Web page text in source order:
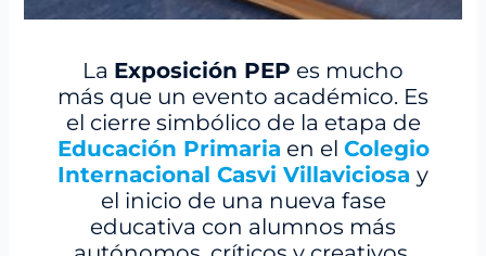
La Exposición PEP es mucho
más que un evento académico. Es
el cierre simbólico de la etapa de
Educación Primaria en el Colegio
Internacional Casvi Villaviciosa y
el inicio de una nueva fase
educativa con alumnos más